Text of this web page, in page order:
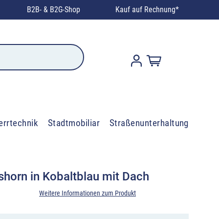
B2B- & B2G-Shop Kauf auf Rechnung*
Stadtmobiliar Straßenunterhaltung
in Kobaltblau mit Dach
Weitere Informationen zum Produkt